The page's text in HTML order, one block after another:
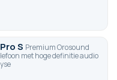
S Premium Orosound
met hoge definitie audio